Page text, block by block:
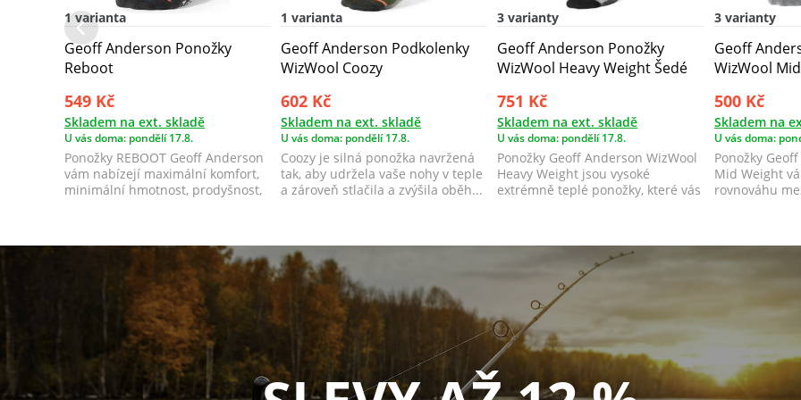
1 varianta
Geoff Anderson Ponožky
Reboot
549 Kč
Skladem na ext. skladě
U vás doma: pondělí 17.8.
Ponožky REBOOT Geoff Anderson
vám nabízejí maximální komfort,
minimální hmotnost, prodyšnost,
1 varianta
Geoff Anderson Podkolenky
WizWool Coozy
602 Kč
Skladem na ext. skladě
U vás doma: pondělí 17.8.
Coozy je silná ponožka navržená
tak, aby udržela vaše nohy v teple
a zároveň stlačila a zvýšila oběh...
3 varianty
Geoff Anderson Ponožky
WizWool Heavy Weight Šedé
751 Kč
Skladem na ext. skladě
U vás doma: pondělí 17.8.
Ponožky Geoff Anderson WizWool
Heavy Weight jsou vysoké
extrémně teplé ponožky, které vás
3 varianty
Geoff
WizWool
500 Kč
Skladem na
U vás doma:
Ponožky
Mid Weight
rovnováhu